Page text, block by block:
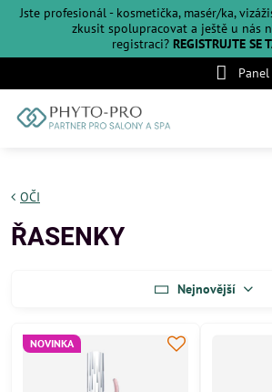
Jste profesionál - kosmetička, masér/ka,
zkusit spolupracovat a ještě u nás
registraci? REGISTRUJTE SE
OČI
ŘASENKY
Nejnovější
NOVINKA